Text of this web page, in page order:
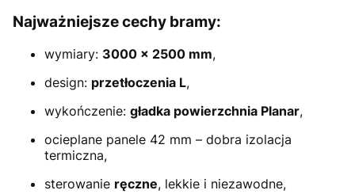
Najważniejsze cechy bramy:
wymiary: 3000 × 2500 mm,
design: przetłoczenia L,
wykończenie: gładka powierzchnia Planar,
ocieplane panele 42 mm – dobra izolacja
termiczna,
sterowanie ręczne, lekkie i niezawodne,